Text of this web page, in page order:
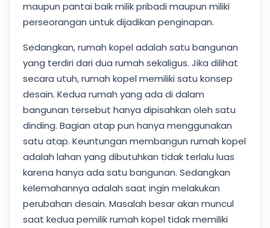
maupun pantai baik milik pribadi maupun miliki
perseorangan untuk dijadikan penginapan.
Sedangkan, rumah kopel adalah satu bangunan
yang terdiri dari dua rumah sekaligus. Jika dilihat
secara utuh, rumah kopel memiliki satu konsep
desain. Kedua rumah yang ada di dalam
bangunan tersebut hanya dipisahkan oleh satu
dinding. Bagian atap pun hanya menggunakan
satu atap. Keuntungan membangun rumah kopel
adalah lahan yang dibutuhkan tidak terlalu luas
karena hanya ada satu bangunan. Sedangkan
kelemahannya adalah saat ingin melakukan
perubahan desain. Masalah besar akan muncul
saat kedua pemilik rumah kopel tidak memiliki